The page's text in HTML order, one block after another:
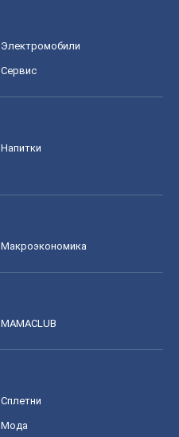
Электромобили
Сервис
Напитки
Mакроэкономика
MAMACLUB
Сплетни
Мода